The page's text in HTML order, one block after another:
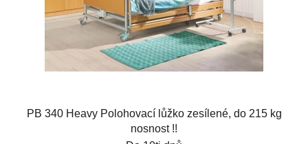
PB 340 Heavy Polohovací lůžko zesílené, do 215 kg
nosnost !!